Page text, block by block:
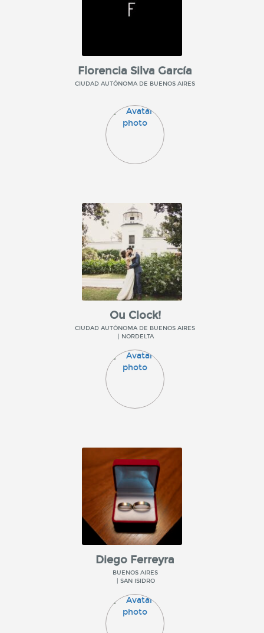
Florencia Silva García
CIUDAD AUTÓNOMA DE BUENOS AIRES
Ou Clock!
CIUDAD AUTÓNOMA DE BUENOS AIRES
| NORDELTA
Diego Ferreyra
BUENOS AIRES
| SAN ISIDRO